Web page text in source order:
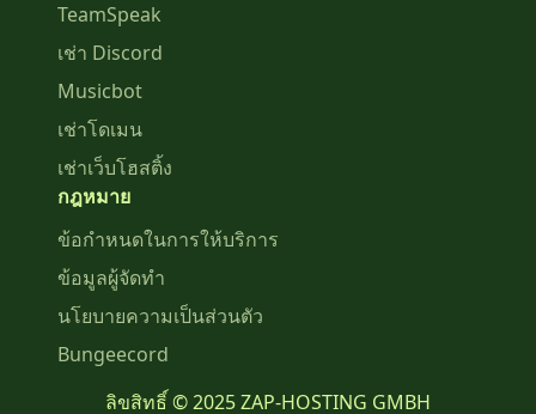
TeamSpeak
เช่า Discord
Musicbot
เช่าโดเมน
เช่าเว็บโฮสติ้ง
กฎหมาย
ข้อกำหนดในการให้บริการ
ข้อมูลผู้จัดทำ
นโยบายความเป็นส่วนตัว
Bungeecord
ลิขสิทธิ์ © 2025 ZAP-HOSTING GMBH